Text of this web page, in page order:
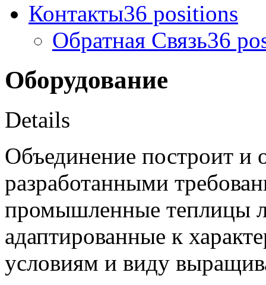
Контакты36 positions
Обратная Связь36
Оборудование
Details
Объединение построит и
разработанными
промышленные теплицы
адаптированные к
условиям и виду